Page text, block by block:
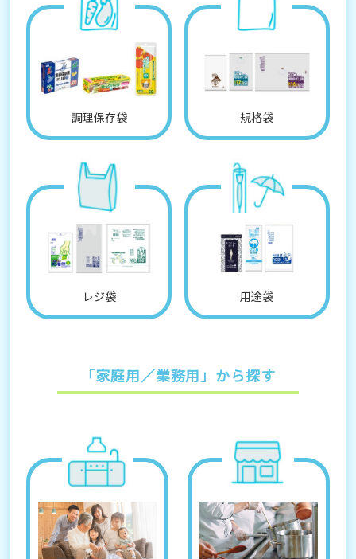
調理保存袋 規格袋
レジ袋 用途袋
「家庭用／業務用」から探す